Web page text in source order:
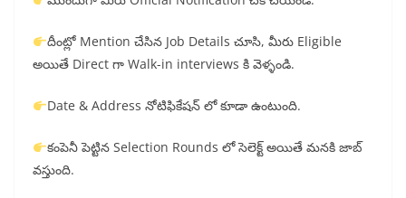
దీంట్లో Mention చేసిన Job Details చూసి, మీరు Eligible
అయితే Direct గా Walk-in interviews కి వెళ్ళండి.
Date & Address నోటిఫికేషన్ లో కూడా ఉంటుంది.
కంపెనీ పెట్టిన Selection Rounds లో సెలెక్ట్ అయితే మనకి జాబ్
వస్తుంది.